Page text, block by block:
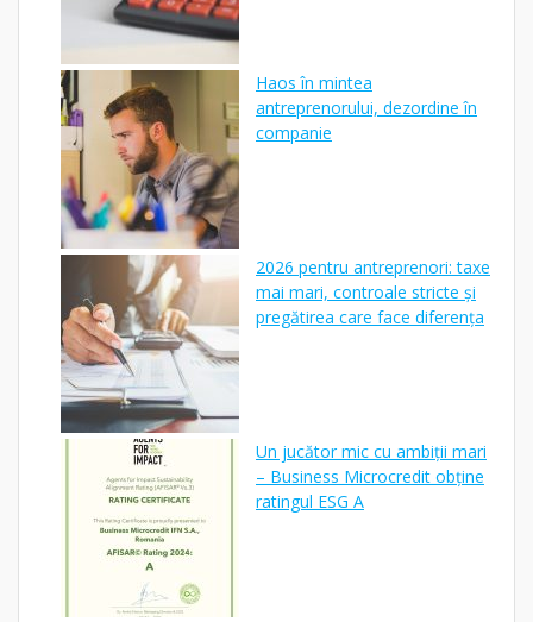
Haos în mintea
antreprenorului, dezordine în
companie
2026 pentru antreprenori: taxe
mai mari, controale stricte și
pregătirea care face diferența
Un jucător mic cu ambiții mari
– Business Microcredit obține
ratingul ESG A